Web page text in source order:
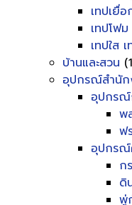
เทปเยื่
เทปโฟม
เทปใส
บ้านและสวน
อุปกรณ์สำนัก
อุปกรณ์
พ
ฟ
อุปกรณ์
ก
ดิ
พู่